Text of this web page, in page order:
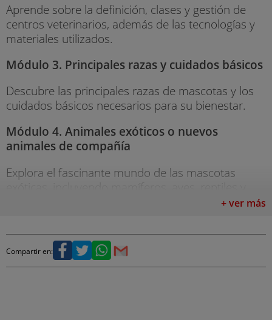
Aprende sobre la definición, clases y gestión de
centros veterinarios, además de las tecnologías y
materiales utilizados.
Módulo 3. Principales razas y cuidados básicos
Descubre las principales razas de mascotas y los
cuidados básicos necesarios para su bienestar.
Módulo 4. Animales exóticos o nuevos
animales de compañía
Explora el fascinante mundo de las mascotas
exóticas, incluyendo mamíferos, aves, reptiles y
anfibios. Aprenderás sobre sus necesidades
Módulo 5. Anatomía, patologías Y
tratamientos (1)
+ ver más
Compartir en: